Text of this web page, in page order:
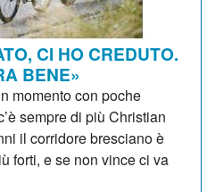
CI HO CREDUTO.
BENE»
momento con poche
sempre di più Christian
il corridore bresciano è
forti, e se non vince ci va